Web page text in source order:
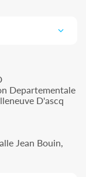
Departementale
D'ascq
Jean Bouin,